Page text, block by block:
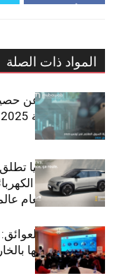
المواد ذات الصلة
مبوب تكشف عن
في تونس لسنة 2025
سيتي كارز – كيا
بلقب سيارة العام
بين الطموح
استعادة كفاءاتها